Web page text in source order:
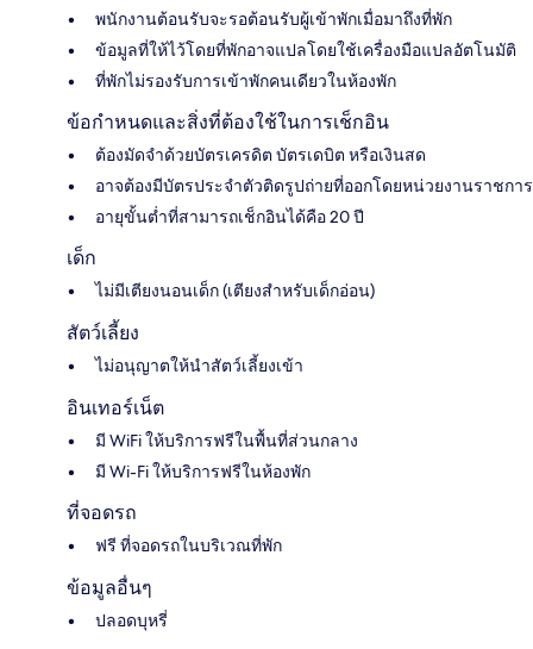
พนักงานต้อนรับจะรอต้อนรับผู้เข้าพักเมื่อมาถึงที่พัก
ข้อมูลที่ให้ไว้โดยที่พักอาจแปลโดยใช้เครื่องมือแปลอัตโนมัติ
ที่พักไม่รองรับการเข้าพักคนเดียวในห้องพัก
ข้อกำหนดและสิ่งที่ต้องใช้ในการเช็กอิน
ต้องมัดจำด้วยบัตรเครดิต บัตรเดบิต หรือเงินสด
อาจต้องมีบัตรประจำตัวติดรูปถ่ายที่ออกโดยหน่วยงานราชการ
อายุขั้นต่ำที่สามารถเช็กอินได้คือ 20 ปี
เด็ก
ไม่มีเตียงนอนเด็ก (เตียงสำหรับเด็กอ่อน)
สัตว์เลี้ยง
ไม่อนุญาตให้นำสัตว์เลี้ยงเข้า
อินเทอร์เน็ต
มี WiFi ให้บริการฟรีในพื้นที่ส่วนกลาง
มี Wi-Fi ให้บริการฟรีในห้องพัก
ที่จอดรถ
ฟรี ที่จอดรถในบริเวณที่พัก
ข้อมูลอื่นๆ
ปลอดบุหรี่